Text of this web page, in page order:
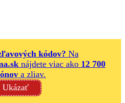
kódov? Na
nájdete viac ako 12 700
a zliav.
Ukázať